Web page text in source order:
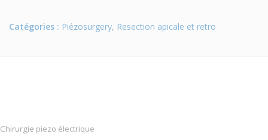
Catégories : Piézosurgery, Resection apicale et retro
Chirurgie piezo électrique